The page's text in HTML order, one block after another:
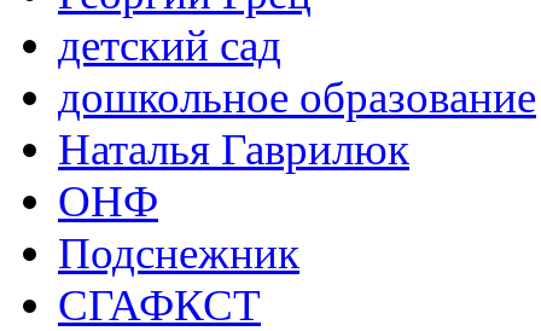
детский сад
дошкольное образование
Наталья Гаврилюк
ОНФ
Подснежник
СГАФКСТ